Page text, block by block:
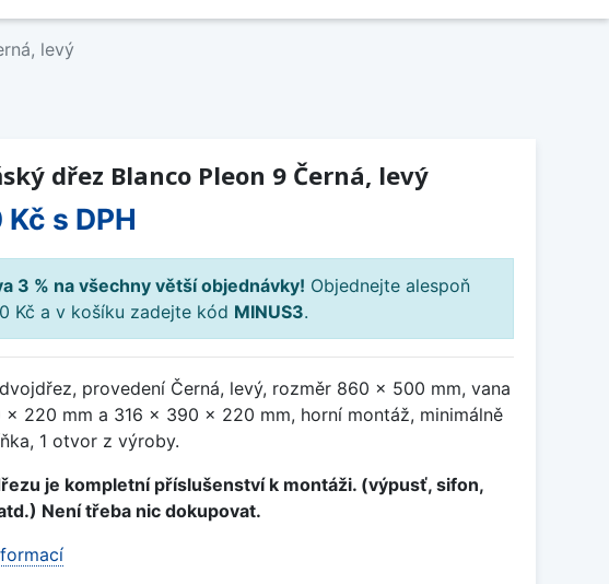
levý
dřez Blanco Pleon 9 Černá, levý
Kč s DPH
3 % na všechny větší objednávky! Objednejte alespoň
Kč a v košíku zadejte kód MINUS3.
provedení Černá, levý, rozměr 860 x 500 mm, vana
220 mm a 316 x 390 x 220 mm, horní montáž, minimálně
1 otvor z výroby.
je kompletní příslušenství k montáži. (výpusť, sifon,
Není třeba nic dokupovat.